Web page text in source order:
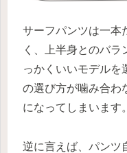
サーフパンツは一本
く、上半身とのバ
っかくいいモデルを
の選び方が噛み合わ
になってしまいます。
逆に言えば、パンツ